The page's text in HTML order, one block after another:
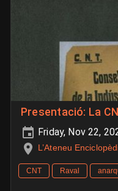
Presentació: La
Friday, Nov 22,
L’Ateneu
CNT Raval